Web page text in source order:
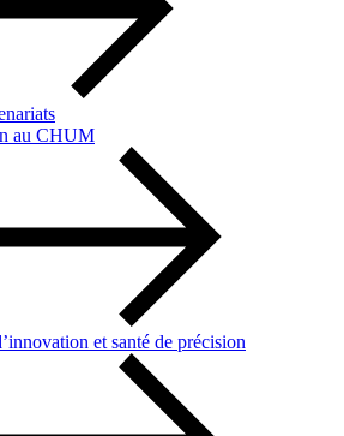
au CHUM
et santé de précision